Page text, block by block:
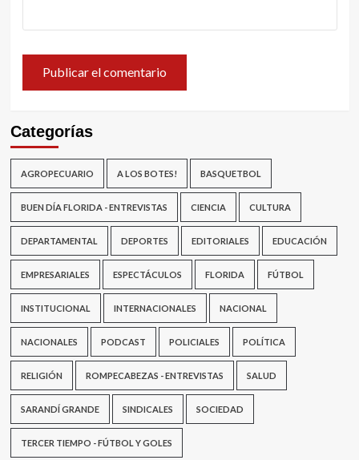
Categorías
AGROPECUARIO A LOS BOTES! BASQUETBOL
BUEN DÍA FLORIDA - ENTREVISTAS CIENCIA CULTURA
DEPARTAMENTAL DEPORTES EDITORIALES EDUCACIÓN
EMPRESARIALES ESPECTÁCULOS FLORIDA FÚTBOL
INSTITUCIONAL INTERNACIONALES NACIONAL
NACIONALES PODCAST POLICIALES POLÍTICA
RELIGIÓN ROMPECABEZAS - ENTREVISTAS SALUD
SARANDÍ GRANDE SINDICALES SOCIEDAD
TERCER TIEMPO - FÚTBOL Y GOLES